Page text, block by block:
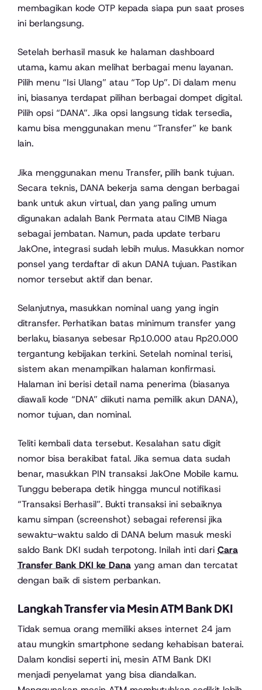
membagikan kode OTP kepada siapa pun saat proses
ini berlangsung.
Setelah berhasil masuk ke halaman dashboard
utama, kamu akan melihat berbagai menu layanan.
Pilih menu “Isi Ulang” atau “Top Up”. Di dalam menu
ini, biasanya terdapat pilihan berbagai dompet digital.
Pilih opsi “DANA”. Jika opsi langsung tidak tersedia,
kamu bisa menggunakan menu “Transfer” ke bank
lain.
Jika menggunakan menu Transfer, pilih bank tujuan.
Secara teknis, DANA bekerja sama dengan berbagai
bank untuk akun virtual, dan yang paling umum
digunakan adalah Bank Permata atau CIMB Niaga
sebagai jembatan. Namun, pada update terbaru
JakOne, integrasi sudah lebih mulus. Masukkan nomor
ponsel yang terdaftar di akun DANA tujuan. Pastikan
nomor tersebut aktif dan benar.
Selanjutnya, masukkan nominal uang yang ingin
ditransfer. Perhatikan batas minimum transfer yang
berlaku, biasanya sebesar Rp10.000 atau Rp20.000
tergantung kebijakan terkini. Setelah nominal terisi,
sistem akan menampilkan halaman konfirmasi.
Halaman ini berisi detail nama penerima (biasanya
diawali kode “DNA” diikuti nama pemilik akun DANA),
nomor tujuan, dan nominal.
Teliti kembali data tersebut. Kesalahan satu digit
nomor bisa berakibat fatal. Jika semua data sudah
benar, masukkan PIN transaksi JakOne Mobile kamu.
Tunggu beberapa detik hingga muncul notifikasi
“Transaksi Berhasil”. Bukti transaksi ini sebaiknya
kamu simpan (screenshot) sebagai referensi jika
sewaktu-waktu saldo di DANA belum masuk meski
saldo Bank DKI sudah terpotong. Inilah inti dari Cara
Transfer Bank DKI ke Dana yang aman dan tercatat
dengan baik di sistem perbankan.
Langkah Transfer via Mesin ATM Bank DKI
Tidak semua orang memiliki akses internet 24 jam
atau mungkin smartphone sedang kehabisan baterai.
Dalam kondisi seperti ini, mesin ATM Bank DKI
menjadi penyelamat yang bisa diandalkan.